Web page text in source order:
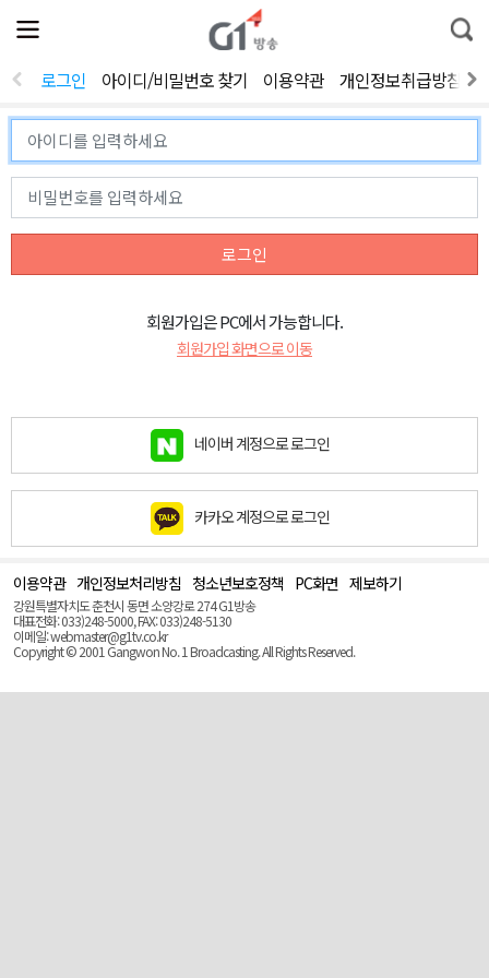
전
체
뉴
열
통
합
색
로그인 아이디/비밀번호 찾기 이용약관 개인정보취급방침
로그인
회원가입은 PC에서 가능합니다.
회원가입 화면으로 이동
네이버 계정으로 로그인
카카오 계정으로 로그인
이용약관 개인정보처리방침 청소년보호정책 PC화면 제보하기
강원특별자치도 춘천시 동면 소양강로 274 G1방송
대표전화: 033)248-5000, FAX: 033)248-5130
이메일: webmaster@g1tv.co.kr
Copyright © 2001 Gangwon No. 1 Broadcasting. All Rights Reserved.